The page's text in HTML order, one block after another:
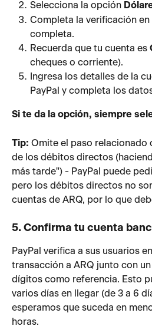
Selecciona la opción
Completa la verificación
completa.
Recuerda que tu cuenta es
cheques o corriente).
Ingresa los detalles de la
PayPal y completa los
Si te da la opción, siempre
Tip: Omite el paso relacionado
de los débitos directos
más tarde") - PayPal puede
pero los débitos directos no
cuentas de ARQ, por lo que
5. Confirma tu cuenta
PayPal verifica a sus usuarios
transacción a ARQ junto con
dígitos como referencia. Esto
varios días en llegar (de 3 a 6
esperamos que suceda en
horas.